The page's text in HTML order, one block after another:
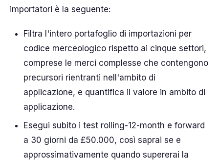
importatori è la seguente:
Filtra l'intero portafoglio di importazioni per
codice merceologico rispetto ai cinque settori,
comprese le merci complesse che contengono
precursori rientranti nell'ambito di
applicazione, e quantifica il valore in ambito di
applicazione.
Esegui subito i test rolling-12-month e forward
a 30 giorni da £50.000, così saprai se e
approssimativamente quando supererai la